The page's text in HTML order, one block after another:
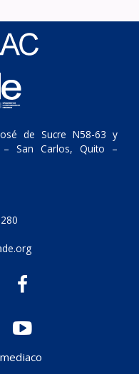
de Sucre N58-63 y
– San Carlos, Quito –